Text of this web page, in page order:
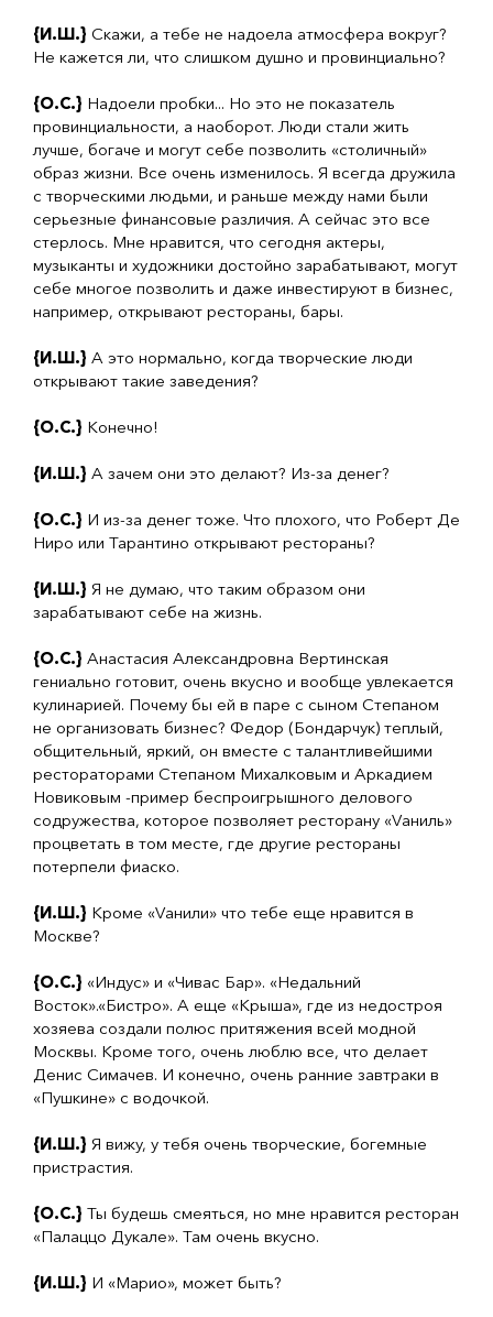
{И.Ш.} Скажи, а тебе не надоела атмосфера вокруг?
Не кажется ли, что слишком душно и провинциально?
{О.С.} Надоели пробки... Но это не показатель
провинциальности, а наоборот. Люди стали жить
лучше, богаче и могут себе позволить «столичный»
образ жизни. Все очень изменилось. Я всегда дружила
с творческими людьми, и раньше между нами были
серь­езные финансовые различия. А сейчас это все
стерлось. Мне нравится, что сегодня актеры,
музыканты и художники достойно зарабатывают, могут
себе многое позволить и даже инвестируют в бизнес,
например, открывают рестораны, бары.
{И.Ш.} А это нормально, когда творческие люди
открывают такие заведения?
{О.С.} Конечно!
{И.Ш.} А зачем они это делают? Из-за денег?
{О.С.} И из-за денег тоже. Что плохого, что Роберт Де
Ниро или Тарантино открывают рестораны?
{И.Ш.} Я не думаю, что таким образом они
зарабатывают себе на жизнь.
{О.С.} Анастасия Александровна Вертинская
гениально готовит, очень вкусно и вообще увлекается
кулинарией. Почему бы ей в паре с сыном Степаном
не организовать бизнес? Федор (Бондарчук) теплый,
общительный, яркий, он вместе с талантливейшими
рестораторами Степаном Михалковым и Аркадием
Новиковым -пример беспроигрышного делового
содружества, которое позволяет ресторану «Vаниль»
процветать в том месте, где другие рестораны
потерпели фиаско.
{И.Ш.} Кроме «Vанили» что тебе еще нравится в
Москве?
{О.С.} «Индус» и «Чивас Бар». «Недальний
Восток».«Бистро». А еще «Крыша», где из недостроя
хозяева создали полюс притяжения всей модной
Москвы. Кроме того, очень люблю все, что делает
Денис Симачев. И конечно, очень ранние завтраки в
«Пушкине» с водочкой.
{И.Ш.} Я вижу, у тебя очень творческие, богемные
пристрастия.
{О.С.} Ты будешь смеяться, но мне нравится ресторан
«Палаццо Дукале». Там очень вкусно.
{И.Ш.} И «Марио», может быть?